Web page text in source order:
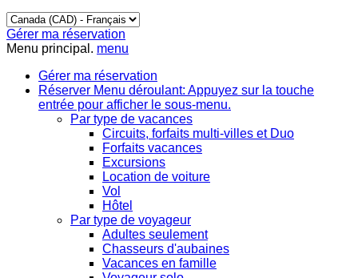
Gérer ma réservation
Menu principal. menu
Gérer ma réservation
Réserver Menu déroulant: Appuyez sur la touche
entrée pour afficher le sous-menu.
Par type de vacances
Circuits, forfaits multi-villes et Duo
Forfaits vacances
Excursions
Location de voiture
Vol
Hôtel
Par type de voyageur
Adultes seulement
Chasseurs d'aubaines
Vacances en famille